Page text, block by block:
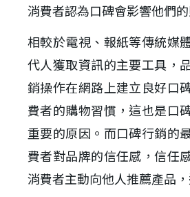
消費者認為口碑會影響他們
相較於電視、報紙等傳統媒
代人獲取資訊的主要工具，
銷操作在網路上建立良好口
費者的購物習慣，這也是口
重要的原因。而口碑行銷的
費者對品牌的信任感，信任
消費者主動向他人推薦產品